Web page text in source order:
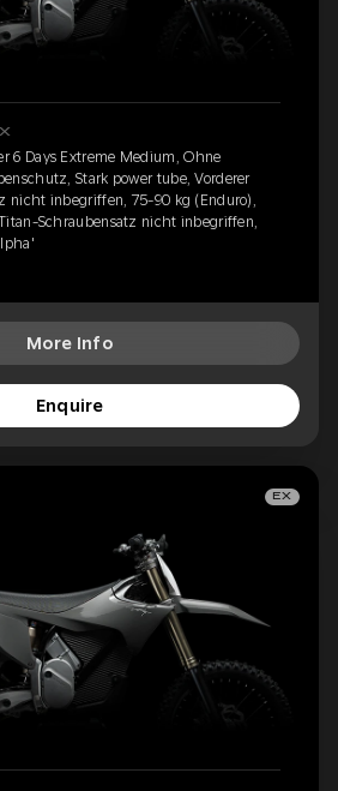
6 Days Extreme Medium, Ohne
Stark power tube, Vorderer
nicht inbegriffen, 75-90 kg (Enduro),
Schraubensatz nicht inbegriffen,
More Info
Enquire
EX